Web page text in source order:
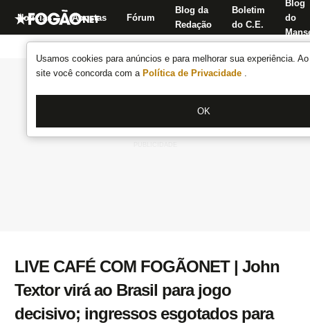
Usamos cookies para anúncios e para melhorar sua experiência.
site você concorda com a Política de Privacidade .
OK
Notícias Apostas Fórum
Blog da
Redação
Boletim
do C.E.
Blog
do
LIVE CAFÉ COM FOGÃONET | John
Textor virá ao Brasil para jogo
decisivo; ingressos esgotados para